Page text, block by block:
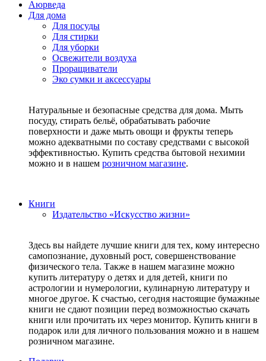
Аюрведа
Для дома
Для посуды
Для стирки
Для уборки
Освежители воздуха
Проращиватели
Эко сумки и аксессуары
Натуральные и безопасные средства для дома. Мыть
посуду, стирать бельё, обрабатывать рабочие
поверхности и даже мыть овощи и фрукты теперь
можно адекватными по составу средствами с высокой
эффективностью. Купить средства бытовой нехимии
можно и в нашем розничном магазине.
Книги
Издательство «Искусство жизни»
Здесь вы найдете лучшие книги для тех, кому интересно
самопознание, духовный рост, совершенствование
физического тела. Также в нашем магазине можно
купить литературу о детях и для детей, книги по
астрологии и нумерологии, кулинарную литературу и
многое другое. К счастью, сегодня настоящие бумажные
книги не сдают позиции перед возможностью скачать
книги или прочитать их через монитор. Купить книги в
подарок или для личного пользования можно и в нашем
розничном магазине.